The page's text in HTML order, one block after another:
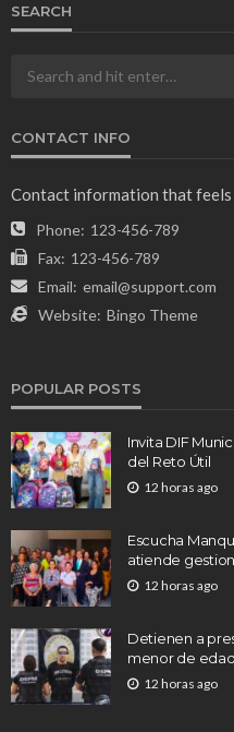
SEARCH
CONTACT INFO
Contact information that feels
Phone: 123-456-789
Fax: 123-456-789
Email: email@support.com
Website: Bingo Theme
POPULAR POSTS
Invita DIF
del Reto Útil
12 horas ago
Escucha
atiende
12 horas ago
Detienen a
menor de edad
12 horas ago